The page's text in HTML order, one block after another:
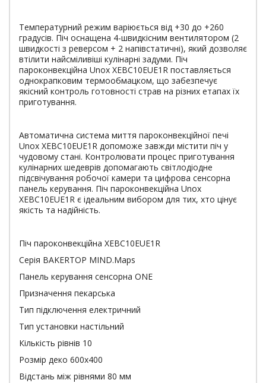
Температурний режим варіюється від +30 до +260
градусів. Піч оснащена 4-швидкісним вентилятором (2
швидкості з реверсом + 2 напівстатичні), який дозволяє
втілити найсміливіші кулінарні задуми. Піч
пароконвекційна Unox XEBC10EUE1R поставляється
однокрапковим термообмацком, що забезпечує
якісний контроль готовності страв на різних етапах їх
приготування.
Автоматична система миття пароконвекційної печі
Unox XEBC10EUE1R допоможе завжди містити піч у
чудовому стані. Контролювати процес приготування
кулінарних шедеврів допомагають світлодіодне
підсвічування робочої камери та цифрова сенсорна
панель керування. Піч пароконвекційна Unox
XEBC10EUE1R є ідеальним вибором для тих, хто цінує
якість та надійність.
Піч пароконвекційна XEBC10EUE1R
Серія BAKERTOP MIND.Maps
Панель керування сенсорна ONE
Призначення пекарська
Тип підключення електричний
Тип установки настільний
Кількість рівнів 10
Розмір деко 600х400
Відстань між рівнями 80 мм